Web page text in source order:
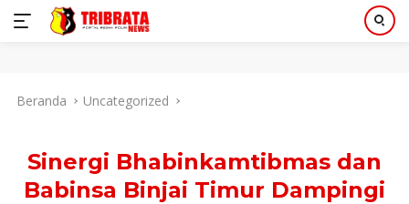
Beranda Uncategorized
Sinergi Bhabinkamtibmas dan
Babinsa Binjai Timur Dampingi